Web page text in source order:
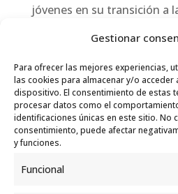
Gestionar
Para ofrecer las mejores experiencias,
las cookies para almacenar y/o acceder
dispositivo. El consentimiento de estas
procesar datos como el
identificaciones únicas en este sitio. No
consentimiento, puede afectar
y funciones.
Funcional
jóvenes en su transición a
Garelli-Refugio: Acciones
marco del Sistema de
Internacional 10 julio, 2026